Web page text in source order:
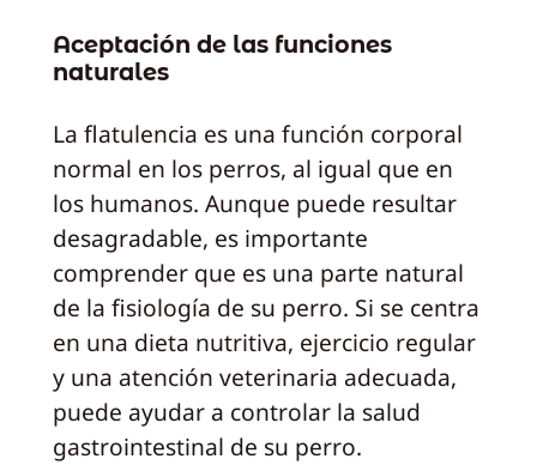
Aceptación de las funciones
naturales
La flatulencia es una función corporal
normal en los perros, al igual que en
los humanos. Aunque puede resultar
desagradable, es importante
comprender que es una parte natural
de la fisiología de su perro. Si se centra
en una dieta nutritiva, ejercicio regular
y una atención veterinaria adecuada,
puede ayudar a controlar la salud
gastrointestinal de su perro.